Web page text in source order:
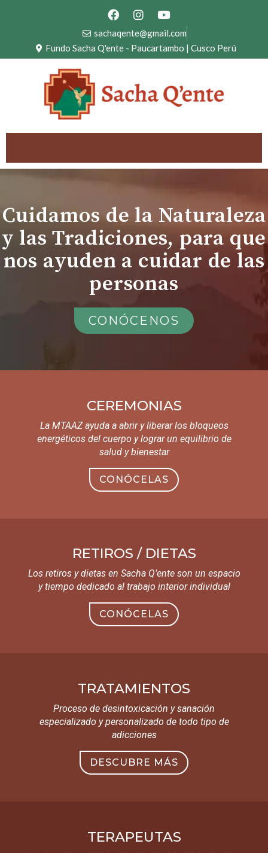
F
a
c
e
b
k
I
n
s
t
a
a
m
Y
o
u
u
sachaqente@gmail.com
Fundo Sacha Q'ente - Paucartambo | Cusco Perú
Cuidamos de la Naturaleza
y las Tradiciones, para que
nos ayuden a cuidar de las
personas
CONÓCENOS
CEREMONIAS
La MTAAZ ayuda a abrir y liberar los bloqueos
energéticos del cuerpo y lograr un equilibrio de
salud y bienestar
CONÓCELAS
RETIROS / DIETAS
Los retiros y dietas en Sacha Q’ente son un espacio
y tiempo dedicado al trabajo interior individual
CONÓCELAS
TRATAMIENTOS
Proceso de desintoxicación y sanación
especializado y personalizado de todo tipo de
adicciones
DESCUBRE MÁS
TERAPEUTAS